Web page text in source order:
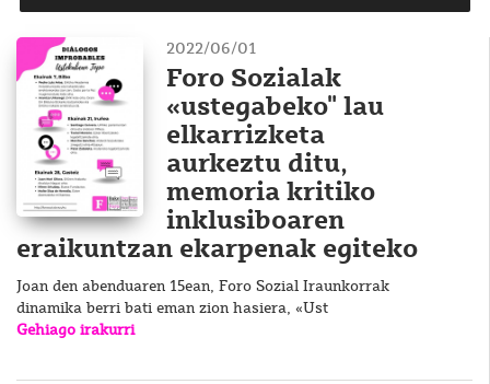
2022/06/01
Foro Sozialak
«ustegabeko" lau
elkarrizketa
aurkeztu ditu,
memoria kritiko
inklusiboaren
eraikuntzan ekarpenak egiteko
Joan den abenduaren 15ean, Foro Sozial Iraunkorrak
dinamika berri bati eman zion hasiera, «Ust
Gehiago irakurri